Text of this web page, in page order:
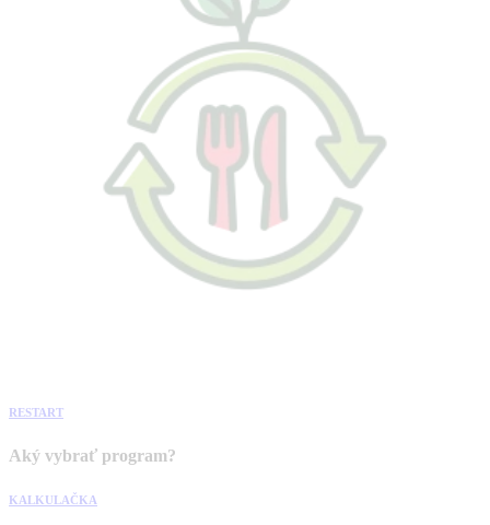
RESTART
Aký vybrať program?
KALKULAČKA